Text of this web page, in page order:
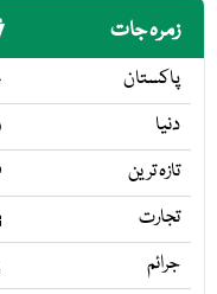
زمرہ جات
پاکستان
دنیا
تازہ ترین
تجارت
جرائم